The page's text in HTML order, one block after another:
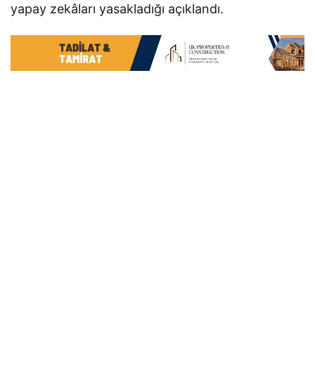
yapay zekâları yasakladığı açıklandı.